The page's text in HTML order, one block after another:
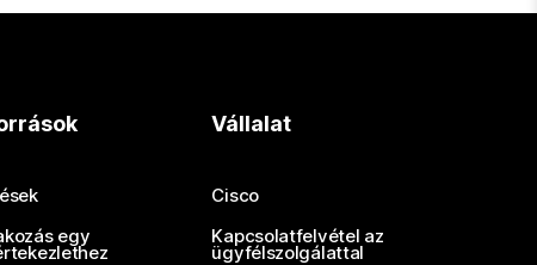
egy
Vállalat
Cisco
Kapcsolatfelvétel az
ügyfélszolgálattal